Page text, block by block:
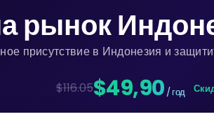
рынок
присутствие в Индонезия и
$116.05$49,90 / год